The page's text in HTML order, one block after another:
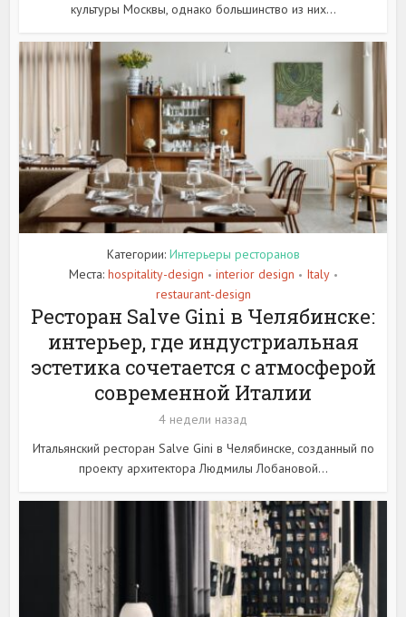
культуры Москвы, однако большинство из них...
Категории: Интерьеры ресторанов
Места: hospitality-design • interior design • Italy •
restaurant-design
Ресторан Salve Gini в Челябинске:
интерьер, где индустриальная
эстетика сочетается с атмосферой
современной Италии
4 недели назад
Итальянский ресторан Salve Gini в Челябинске, созданный по
проекту архитектора Людмилы Лобановой...